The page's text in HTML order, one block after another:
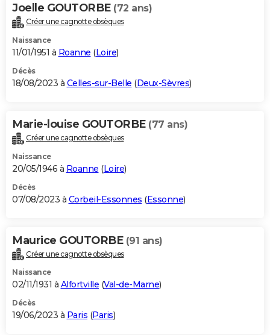
Joelle GOUTORBE (72 ans)
Créer une cagnotte obsèques
Naissance
11/01/1951 à Roanne (Loire)
Décès
18/08/2023 à Celles-sur-Belle (Deux-Sèvres)
Marie-louise GOUTORBE (77 ans)
Créer une cagnotte obsèques
Naissance
20/05/1946 à Roanne (Loire)
Décès
07/08/2023 à Corbeil-Essonnes (Essonne)
Maurice GOUTORBE (91 ans)
Créer une cagnotte obsèques
Naissance
02/11/1931 à Alfortville (Val-de-Marne)
Décès
19/06/2023 à Paris (Paris)